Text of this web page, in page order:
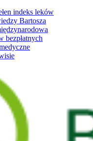
indeks leków
Bartosza
bezpłatnych